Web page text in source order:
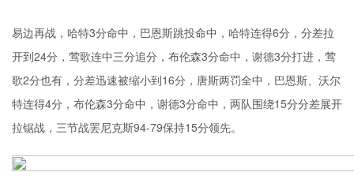
易边再战，哈特3分命中，巴恩斯跳投命中，哈特连得6分，分差拉
开到24分，莺歌连中三分追分，布伦森3分命中，谢德3分打进，莺
歌2分也有，分差迅速被缩小到16分，唐斯两罚全中，巴恩斯、沃尔
特连得4分，布伦森3分命中，谢德3分命中，两队围绕15分分差展开
拉锯战，三节战罢尼克斯94-79保持15分领先。